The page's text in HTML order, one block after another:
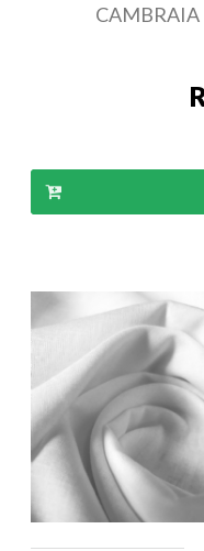
CAMBRAIA